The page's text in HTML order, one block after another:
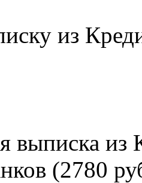
из
выписка из
(2780